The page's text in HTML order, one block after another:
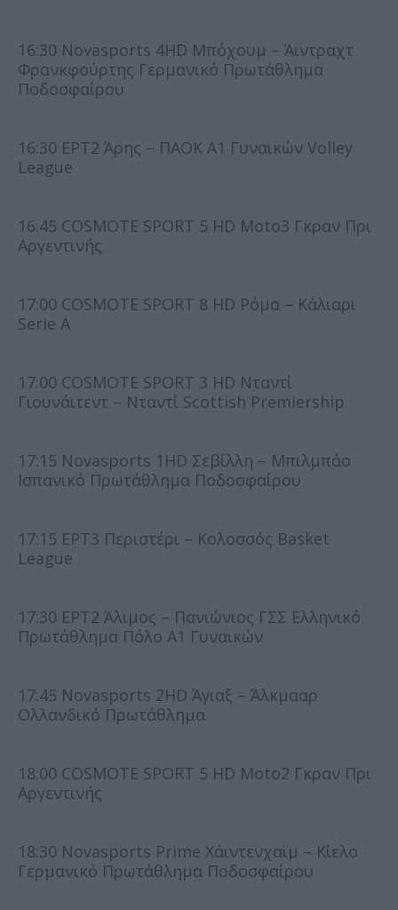
16:30 Novasports 4HD Μπόχουμ – Άιντραχτ
Φρανκφούρτης Γερμανικό Πρωτάθλημα
Ποδοσφαίρου
16:30 ΕΡΤ2 Άρης – ΠΑΟΚ Α1 Γυναικών Volley
League
16:45 COSMOTE SPORT 5 HD Moto3 Γκραν Πρι
Αργεντινής
17:00 COSMOTE SPORT 8 HD Ρόμα – Κάλιαρι
Serie A
17:00 COSMOTE SPORT 3 HD Νταντί
Γιουνάιτεντ – Νταντί Scottish Premiership
17:15 Novasports 1HD Σεβίλλη – Μπιλμπάο
Ισπανικό Πρωτάθλημα Ποδοσφαίρου
17:15 ΕΡΤ3 Περιστέρι – Κολοσσός Basket
League
17:30 ΕΡΤ2 Άλιμος – Πανιώνιος ΓΣΣ Ελληνικό
Πρωτάθλημα Πόλο Α1 Γυναικών
17:45 Novasports 2HD Άγιαξ – Άλκμααρ
Ολλανδικό Πρωτάθλημα
18:00 COSMOTE SPORT 5 HD Moto2 Γκραν Πρι
Αργεντινής
18:30 Novasports Prime Χάιντενχαϊμ – Κίελo
Γερμανικό Πρωτάθλημα Ποδοσφαίρου